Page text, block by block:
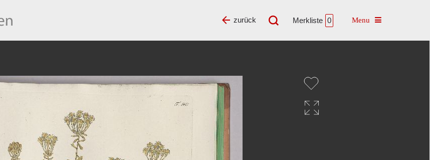
Merkliste 0 Toggle navigation
zurück